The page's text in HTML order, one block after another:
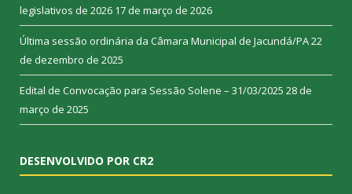
legislativos de 2026 17 de março de 2026
Última sessão ordinária da Câmara Municipal de Jacundá/PA22
de dezembro de 2025
Edital de Convocação para Sessão Solene – 31/03/2025 28 de
março de 2025
DESENVOLVIDO POR CR2